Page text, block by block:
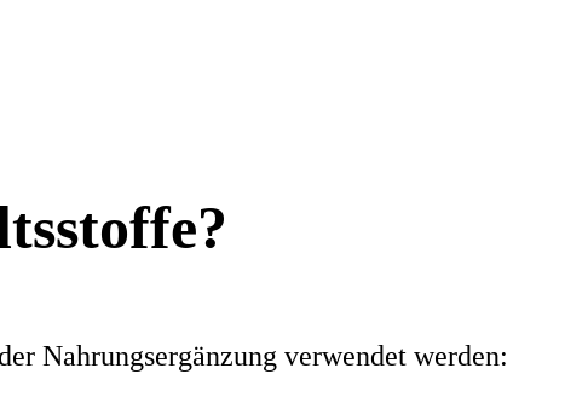
Nahrungsergänzung verwendet werden: